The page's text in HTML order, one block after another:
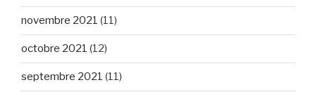
novembre 2021 (11)
octobre 2021 (12)
septembre 2021 (11)